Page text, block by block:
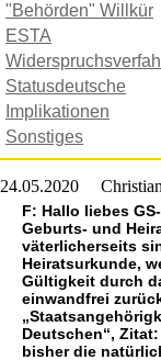
"Behörden" Willkür
ESTA
Statusdeutsche
Implikationen
Sonstiges
24.05.2020 Christian
F: Hallo liebes
Geburts- und
väterlicherseits
Heiratsurkunde,
Gültigkeit durch
einwandfrei
Deutschen“,
bisher die